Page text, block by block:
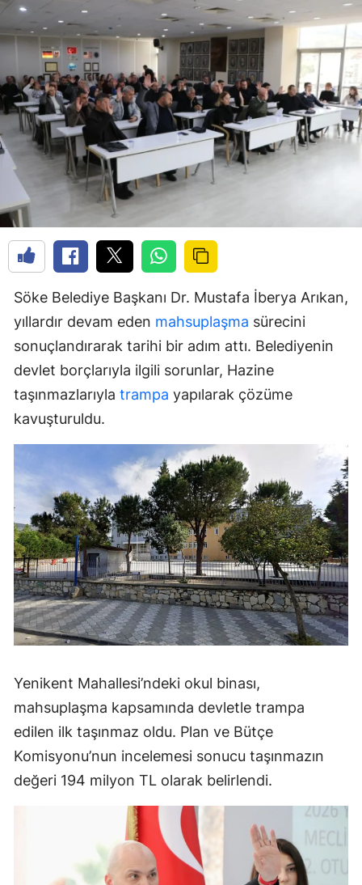
Söke Belediye Başkanı Dr. Mustafa İberya Arıkan,
yıllardır devam eden mahsuplaşma sürecini
sonuçlandırarak tarihi bir adım attı. Belediyenin
devlet borçlarıyla ilgili sorunlar, Hazine
taşınmazlarıyla trampa yapılarak çözüme
kavuşturuldu.
Yenikent Mahallesi’ndeki okul binası,
mahsuplaşma kapsamında devletle trampa
edilen ilk taşınmaz oldu. Plan ve Bütçe
Komisyonu’nun incelemesi sonucu taşınmazın
değeri 194 milyon TL olarak belirlendi.